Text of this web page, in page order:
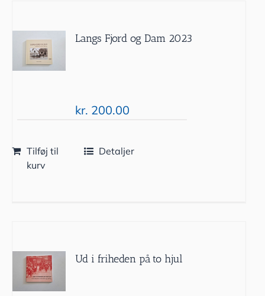
Langs Fjord og Dam 2023
kr. 200.00
Tilføj til
kurv
Detaljer
Ud i friheden på to hjul